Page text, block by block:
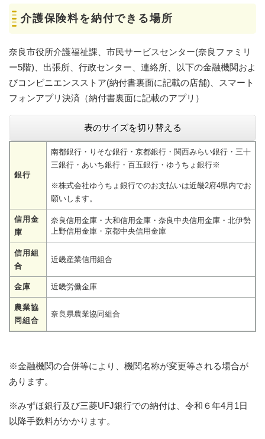
介護保険料を納付できる場所
奈良市役所介護福祉課、市民サービスセンター(奈良ファミリ
ー5階)、出張所、行政センター、連絡所、以下の金融機関およ
びコンビニエンスストア(納付書裏面に記載の店舗)、スマート
フォンアプリ決済（納付書裏面に記載のアプリ）
表のサイズを切り替える
銀行
南都銀行・りそな銀行・京都銀行・関西みらい銀行・三十
三銀行・あいち銀行・百五銀行・ゆうちょ銀行※
※株式会社ゆうちょ銀行でのお支払いは近畿2府4県内でお
願いします。
信用金
庫
奈良信用金庫・大和信用金庫・奈良中央信用金庫・北伊勢
上野信用金庫・京都中央信用金庫
信用組
合
近畿産業信用組合
金庫 近畿労働金庫
農業協
同組合
奈良県農業協同組合
※金融機関の合併等により、機関名称が変更等される場合が
あります。
※みずほ銀行及び三菱UFJ銀行での納付は、令和６年4月1日
以降手数料がかかります。